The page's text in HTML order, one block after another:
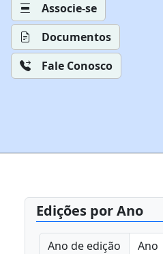
Associe-se
Documentos
Fale Conosco
Edições por Ano
Ano de edição